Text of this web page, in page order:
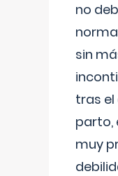
no
sin
tras el
parto,
muy